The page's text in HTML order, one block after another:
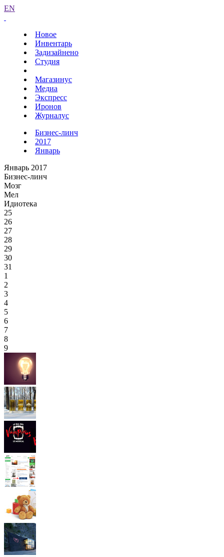
EN
Новое
Инвентарь
Задизайнено
Студия
Магазинус
Медиа
Экспресс
Иронов
Журналус
Бизнес-линч
2017
Январь
Январь 2017
Бизнес-линч
Мозг
Мел
Идиотека
25
26
27
28
29
30
31
1
2
3
4
5
6
7
8
9